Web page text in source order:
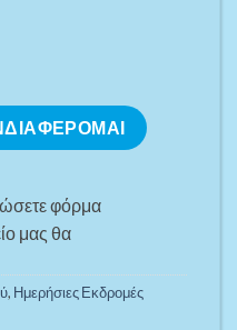
ΧΕΛΙ | 9 Αυγούστου 2026
φόρμα
μας θα
, Ημερήσιες Εκδρομές